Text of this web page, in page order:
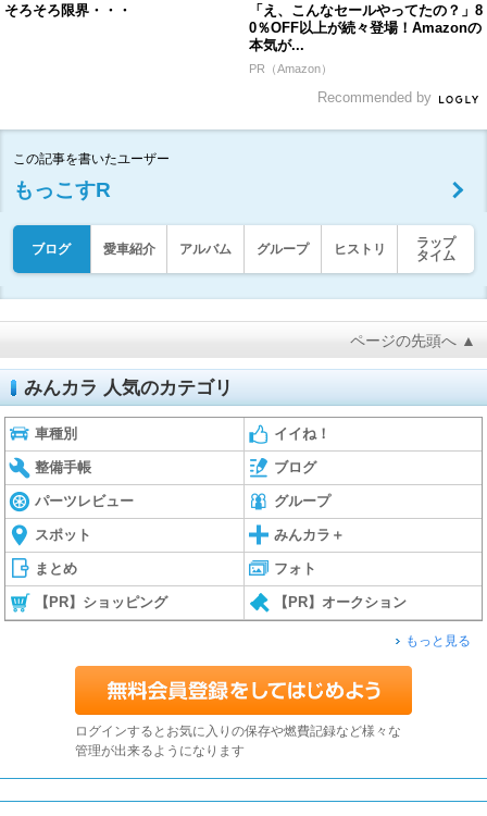
そろそろ限界・・・
「え、こんなセールやってたの？」8
0％OFF以上が続々登場！Amazonの
本気が...
PR（Amazon）
Recommended by
この記事を書いたユーザー
もっこすR
ブログ 愛車紹介 アルバム グループ ヒストリ
ラップ
タイム
ページの先頭へ ▲
みんカラ 人気のカテゴリ
車種別 イイね！
整備手帳 ブログ
パーツレビュー グループ
スポット みんカラ＋
まとめ フォト
【PR】ショッピング 【PR】オークション
もっと見る
ログインするとお気に入りの保存や燃費記録など様々な
管理が出来るようになります